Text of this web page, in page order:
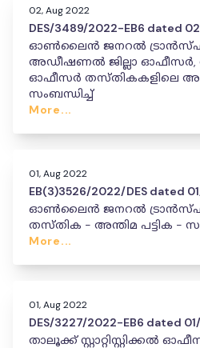
02, Aug 2022
DES/3489/2022-EB6 dated
ഓൺലൈൻ ജനറൽ
അഡീഷണൽ ജില്ലാ ഓഫീസർ, താലൂക്ക് സ്റ്റാറ്റിസ്റ്റിക്കൽ
ഓഫീസർ തസ്തികകളിലെ അന്തിമ ലിസ്റ്റ് -
സംബന്ധിച്ച്
More...
01, Aug 2022
EB(3)3526/2022/DES dated
ഓൺലൈൻ ജനറൽ ട്രാൻസ്ഫർ
തസ്തിക - അന്തിമ പട്ടിക -
More...
01, Aug 2022
DES/3227/2022-EB6 dated
താലൂക്ക് സ്റ്റാറ്റിസ്റ്റിക്കൽ